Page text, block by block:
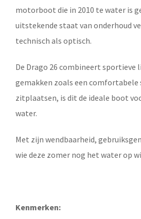
motorboot die in 2010 te water is
uitstekende staat van onderhoud
technisch als optisch.
De Drago 26 combineert sportieve
gemakken zoals een
zitplaatsen, is dit de ideale boot
water.
Met zijn wendbaarheid,
wie deze zomer nog het water op
Kenmerken: